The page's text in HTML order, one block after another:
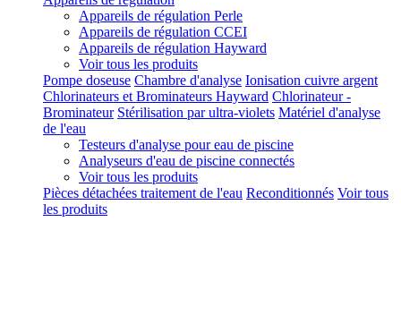
Appareils de régulation Perle
Appareils de régulation CCEI
Appareils de régulation Hayward
Voir tous les produits
Pompe doseuse Chambre d'analyse Ionisation cuivre argent
Chlorinateurs et Brominateurs Hayward Chlorinateur -
Brominateur Stérilisation par ultra-violets Matériel d'analyse
de l'eau
Testeurs d'analyse pour eau de piscine
Analyseurs d'eau de piscine connectés
Voir tous les produits
Pièces détachées traitement de l'eau Reconditionnés Voir tous
les produits